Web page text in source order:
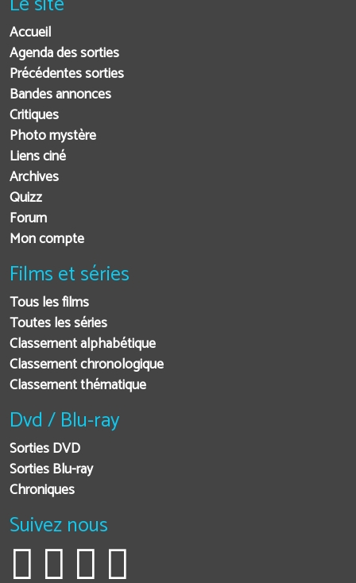
Accueil
Agenda des sorties
Précédentes sorties
Bandes annonces
Critiques
Photo mystère
Liens ciné
Archives
Quizz
Forum
Mon compte
Films et séries
Tous les films
Toutes les séries
Classement alphabétique
Classement chronologique
Classement thématique
Dvd / Blu-ray
Sorties DVD
Sorties Blu-ray
Chroniques
Suivez nous